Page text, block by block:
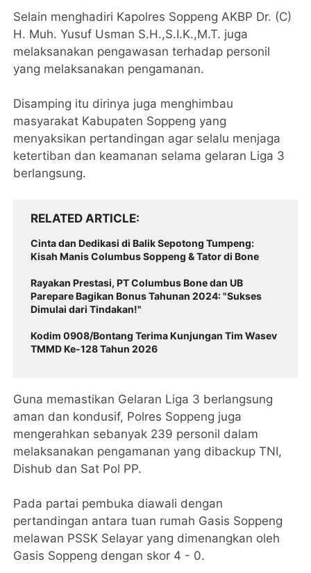
Selain menghadiri Kapolres Soppeng AKBP Dr. (C)
H. Muh. Yusuf Usman S.H.,S.I.K.,M.T. juga
melaksanakan pengawasan terhadap personil
yang melaksanakan pengamanan.
Disamping itu dirinya juga menghimbau
masyarakat Kabupaten Soppeng yang
menyaksikan pertandingan agar selalu menjaga
ketertiban dan keamanan selama gelaran Liga 3
berlangsung.
RELATED ARTICLE
Cinta dan Dedikasi di Balik Sepotong Tumpeng:
Kisah Manis Columbus Soppeng & Tator di Bone
Rayakan Prestasi, PT Columbus Bone dan UB
Parepare Bagikan Bonus Tahunan 2024: "Sukses
Dimulai dari Tindakan!"
Kodim 0908/Bontang Terima Kunjungan Tim Wasev
TMMD Ke-128 Tahun 2026
Guna memastikan Gelaran Liga 3 berlangsung
aman dan kondusif, Polres Soppeng juga
mengerahkan sebanyak 239 personil dalam
melaksanakan pengamanan yang dibackup TNI,
Dishub dan Sat Pol PP.
Pada partai pembuka diawali dengan
pertandingan antara tuan rumah Gasis Soppeng
melawan PSSK Selayar yang dimenangkan oleh
Gasis Soppeng dengan skor 4 - 0.